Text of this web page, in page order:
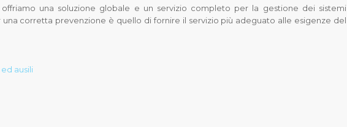
offriamo una soluzione globale e un servizio completo per la gestione dei sistemi
corretta prevenzione è quello di fornire il servizio più adeguato alle esigenze del
ausili